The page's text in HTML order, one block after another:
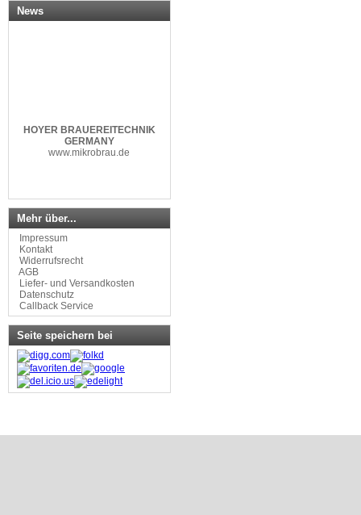
News
HOYER BRAUEREITECHNIK
GERMANY
www.mikrobrau.de
Mehr über...
Impressum
Kontakt
Widerrufsrecht
AGB
Liefer- und Versandkosten
Datenschutz
Callback Service
Seite speichern bei